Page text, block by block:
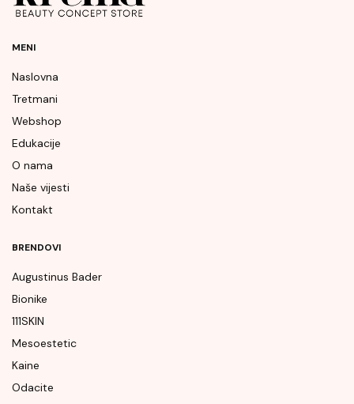
MENI
Naslovna
Tretmani
Webshop
Edukacije
O nama
Naše vijesti
Kontakt
BRENDOVI
Augustinus Bader
Bionike
111SKIN
Mesoestetic
Kaine
Odacite